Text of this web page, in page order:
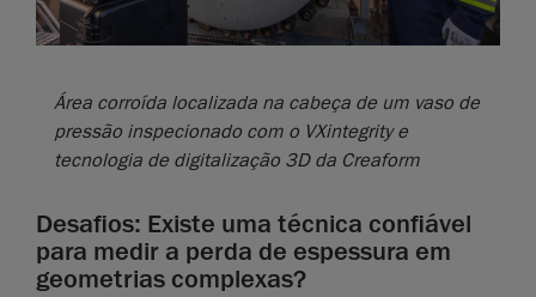
Área corroída localizada na cabeça de um vaso de
pressão inspecionado com o VXintegrity e
tecnologia de digitalização 3D da Creaform
Desafios: Existe uma técnica confiável
para medir a perda de espessura em
geometrias complexas?